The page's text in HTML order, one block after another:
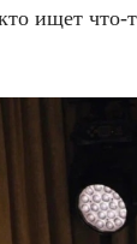
ищет что-